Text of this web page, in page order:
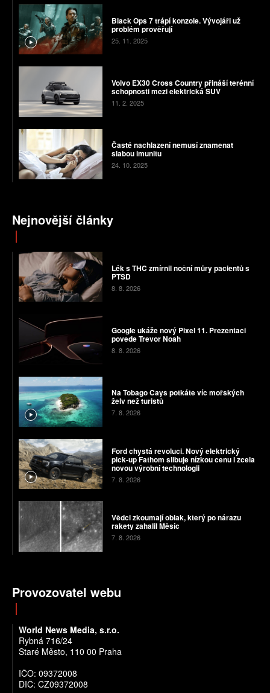
Black Ops 7 trápí konzole. Vývojáři už
problém prověřují
25. 11. 2025
Volvo EX30 Cross Country přináší terénní
schopnosti mezi elektrická SUV
11. 2. 2025
Časté nachlazení nemusí znamenat
slabou imunitu
24. 10. 2025
Nejnovější články
Lék s THC zmírnil noční můry pacientů s
PTSD
8. 8. 2026
Google ukáže nový Pixel 11. Prezentaci
povede Trevor Noah
8. 8. 2026
Na Tobago Cays potkáte víc mořských
želv než turistů
7. 8. 2026
Ford chystá revoluci. Nový elektrický
pick-up Fathom slibuje nízkou cenu i zcela
novou výrobní technologii
7. 8. 2026
Vědci zkoumají oblak, který po nárazu
rakety zahalil Měsíc
7. 8. 2026
Provozovatel webu
World News Media, s.r.o.
Rybná 716/24
Staré Město, 110 00 Praha
IČO: 09372008
DIČ: CZ09372008